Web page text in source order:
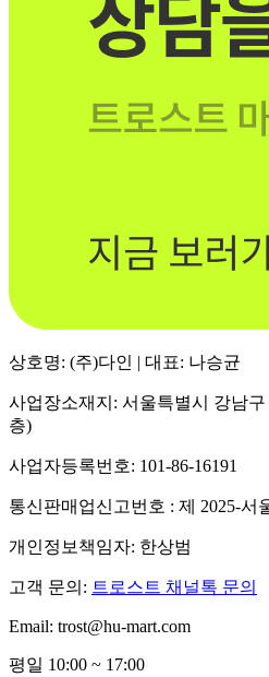
상호명: (주)다인 | 대표: 나승균
사업장소재지: 서울특별시 강남
층)
사업자등록번호: 101-86-16191
통신판매업신고번호 : 제 2025-서
개인정보책임자: 한상범
고객 문의: 트로스트 채널톡 문의
Email: trost@hu-mart.com
평일 10:00 ~ 17:00